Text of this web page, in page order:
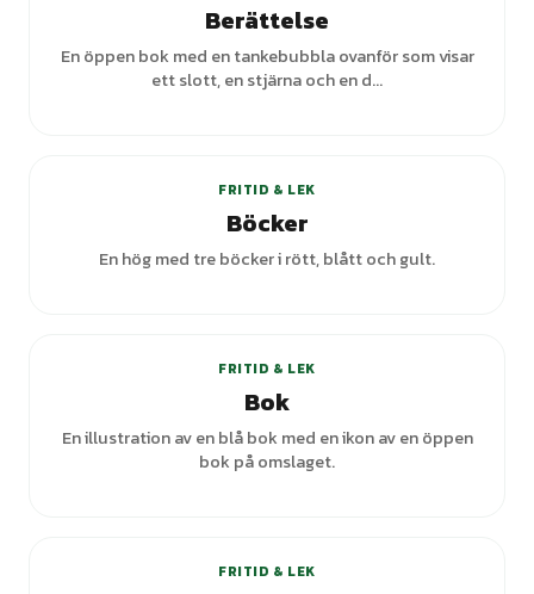
Berättelse
En öppen bok med en tankebubbla ovanför som visar
ett slott, en stjärna och en d...
FRITID & LEK
Böcker
En hög med tre böcker i rött, blått och gult.
FRITID & LEK
Bok
En illustration av en blå bok med en ikon av en öppen
bok på omslaget.
FRITID & LEK